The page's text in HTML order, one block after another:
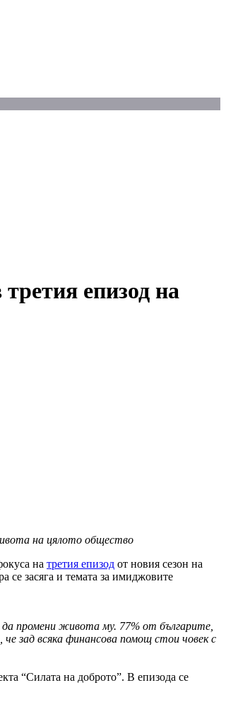
епизод на
на цялото общество
на третия епизод от новия сезон на
се засяга и темата за имиджовите
да промени животаму. 77% от българите,
че зад всяка финансова помощ стои човек с
“Силата на доброто”. В епизода се